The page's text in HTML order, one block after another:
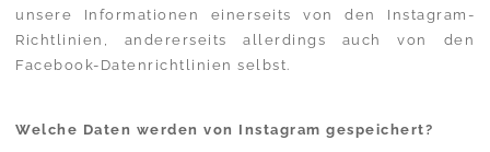
unsere Informationen einerseits von den Instagram-
Richtlinien, andererseits allerdings auch von den
Facebook-Datenrichtlinien selbst.
Welche Daten werden von Instagram gespeichert?